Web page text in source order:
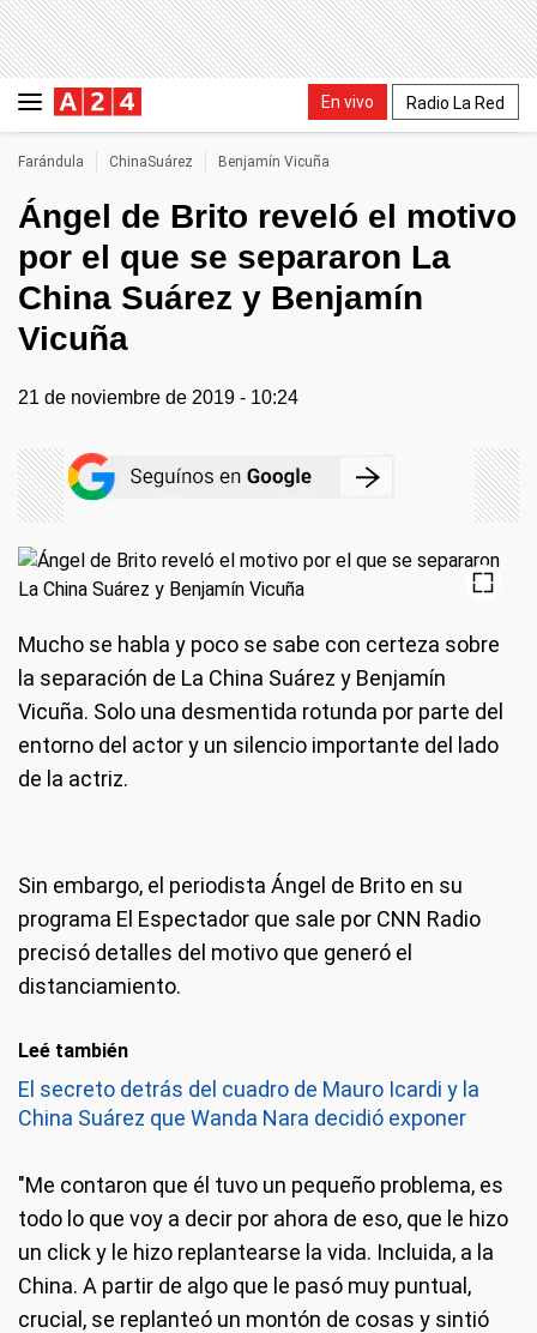
En vivo Radio La Red
Farándula ChinaSuárez Benjamín Vicuña
Ángel de Brito reveló el motivo
por el que se separaron La
China Suárez y Benjamín
Vicuña
21 de noviembre de 2019 - 10:24
Mucho se habla y poco se sabe con certeza sobre
la separación de La China Suárez y Benjamín
Vicuña. Solo una desmentida rotunda por parte del
entorno del actor y un silencio importante del lado
de la actriz.
Sin embargo, el periodista Ángel de Brito en su
programa El Espectador que sale por CNN Radio
precisó detalles del motivo que generó el
distanciamiento.
Leé también
El secreto detrás del cuadro de Mauro Icardi y la
China Suárez que Wanda Nara decidió exponer
"Me contaron que él tuvo un pequeño problema, es
todo lo que voy a decir por ahora de eso, que le hizo
un click y le hizo replantearse la vida. Incluida, a la
China. A partir de algo que le pasó muy puntual,
crucial, se replanteó un montón de cosas y sintió